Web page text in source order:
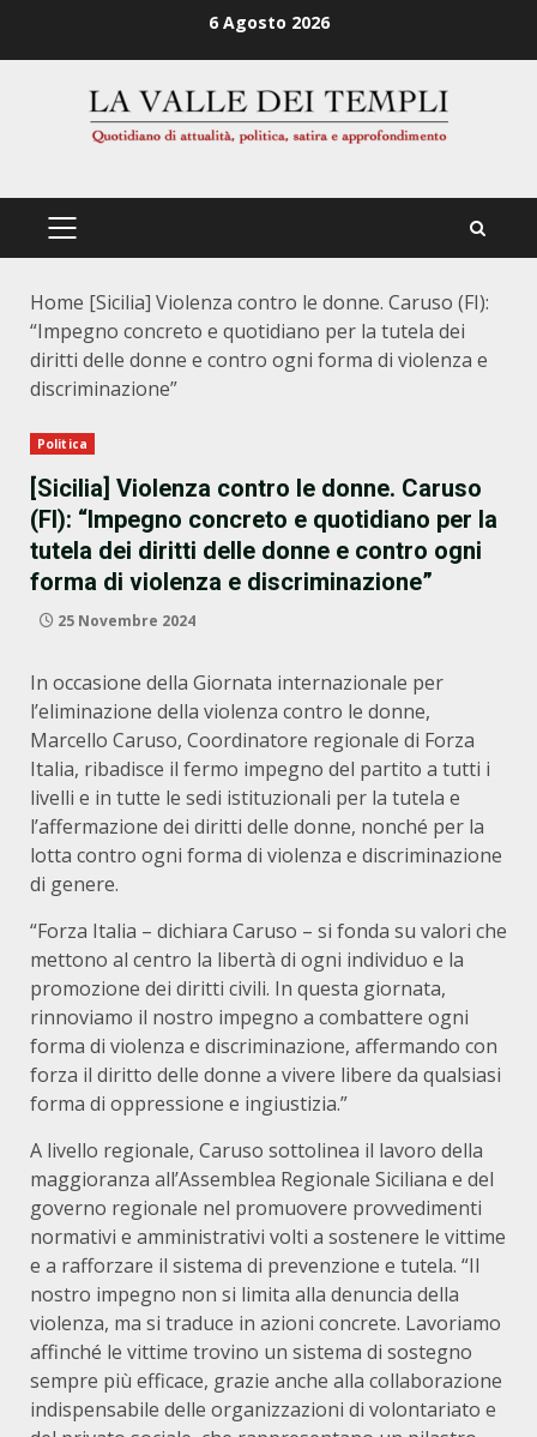
6 Agosto 2026
PRIMÄRES
Home [Sicilia] Violenza contro le donne. Caruso (FI):
“Impegno concreto e quotidiano per la tutela dei
diritti delle donne e contro ogni forma di violenza e
discriminazione”
Politica
[Sicilia] Violenza contro le donne. Caruso
(FI): “Impegno concreto e quotidiano per la
tutela dei diritti delle donne e contro ogni
forma di violenza e discriminazione”
25 Novembre 2024
In occasione della Giornata internazionale per
l’eliminazione della violenza contro le donne,
Marcello Caruso, Coordinatore regionale di Forza
Italia, ribadisce il fermo impegno del partito a tutti i
livelli e in tutte le sedi istituzionali per la tutela e
l’affermazione dei diritti delle donne, nonché per la
lotta contro ogni forma di violenza e discriminazione
di genere.
“Forza Italia – dichiara Caruso – si fonda su valori che
mettono al centro la libertà di ogni individuo e la
promozione dei diritti civili. In questa giornata,
rinnoviamo il nostro impegno a combattere ogni
forma di violenza e discriminazione, affermando con
forza il diritto delle donne a vivere libere da qualsiasi
forma di oppressione e ingiustizia.”
A livello regionale, Caruso sottolinea il lavoro della
maggioranza all’Assemblea Regionale Siciliana e del
governo regionale nel promuovere provvedimenti
normativi e amministrativi volti a sostenere le vittime
e a rafforzare il sistema di prevenzione e tutela. “Il
nostro impegno non si limita alla denuncia della
violenza, ma si traduce in azioni concrete. Lavoriamo
affinché le vittime trovino un sistema di sostegno
sempre più efficace, grazie anche alla collaborazione
indispensabile delle organizzazioni di volontariato e